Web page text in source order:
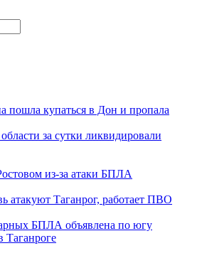
пошла купаться в Дон и пропала
за сутки ликвидировали
из-за атаки БПЛА
атакуют Таганрог, работает ПВО
БПЛА объявлена по югу
Таганроге